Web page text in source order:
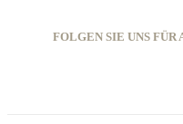
FOLGEN SIE UNS